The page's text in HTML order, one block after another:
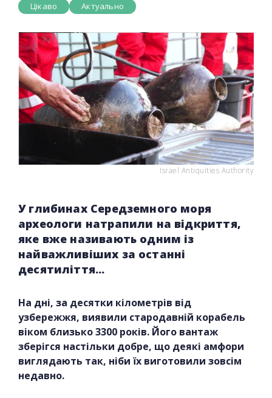
Цікаво Актуально
Israel Antiquities Authority
У глибинах Середземного моря
археологи натрапили на відкриття,
яке вже називають одним із
найважливіших за останні
десятиліття...
На дні, за десятки кілометрів від
узбережжя, виявили стародавній корабель
віком близько 3300 років. Його вантаж
зберігся настільки добре, що деякі амфори
виглядають так, ніби їх виготовили зовсім
недавно.